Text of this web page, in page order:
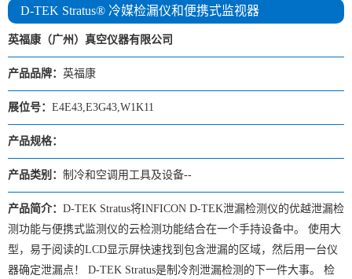
D-TEK Stratus® 冷媒检漏仪和便携式监视器
英福康（广州）真空仪器有限公司
产品品牌： 英福康
展位号： E4E43,E3G43,W1K11
产品规格：
产品类别： 制冷和空调用工具及设备--
产品简介： D-TEK Stratus将INFICON D-TEK泄漏检测仪的优越泄漏检
测功能与便携式监测仪的云检测功能结合在一个手持设备中。 使用大
型，易于阅读的LCD显示屏快速找到包含泄漏的区域，然后用一台仪
器确定泄漏点！ D-TEK Stratus是制冷剂泄漏检测的下一件大事。 检